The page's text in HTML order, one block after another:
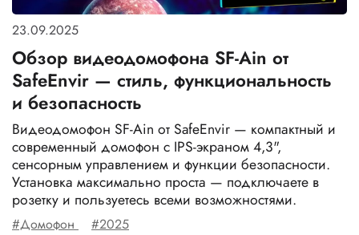
23.09.2025
Обзор видеодомофона SF-Ain от
SafeEnvir — стиль, функциональность
и безопасность
Видеодомофон SF-Ain от SafeEnvir — компактный и
современный домофон с IPS-экраном 4,3",
сенсорным управлением и функции безопасности.
Установка максимально проста — подключаете в
розетку и пользуетесь всеми возможностями.
#Домофон #2025